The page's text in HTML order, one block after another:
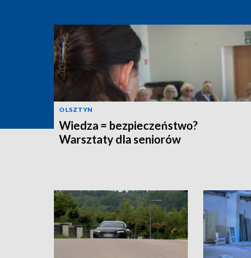
OLSZTYN
Wiedza = bezpieczeństwo?
Warsztaty dla seniorów